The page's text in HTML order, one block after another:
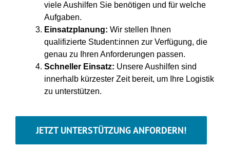
viele Aushilfen Sie benötigen und für welche
Aufgaben.
Einsatzplanung: Wir stellen Ihnen
qualifizierte Student:innen zur Verfügung, die
genau zu Ihren Anforderungen passen.
Schneller Einsatz: Unsere Aushilfen sind
innerhalb kürzester Zeit bereit, um Ihre Logistik
zu unterstützen.
JETZT UNTERSTÜTZUNG ANFORDERN!